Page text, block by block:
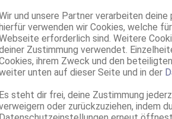
und unsere Partner verarbeiten deine
verwenden wir Cookies, welche
erforderlich sind. Weitere
Zustimmung verwendet.
ihrem Zweck und den
unten auf dieser Seite und in der
Es steht dir frei, deine Zustimmung
oder zurückzuziehen, indem
34/36
58 kg
39
total
brünett,